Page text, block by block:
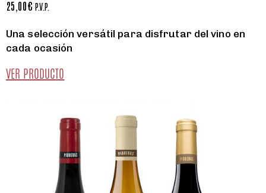
25,00€ P.V.P.
Una selección versátil para disfrutar del vino en
cada ocasión
VER PRODUCTO